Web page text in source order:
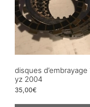
disques d’embrayage
yz 2004
35,00€